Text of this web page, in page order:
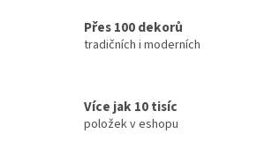
Přes 100 dekorů
tradičních i moderních
Více jak 10 tisíc
položek v eshopu